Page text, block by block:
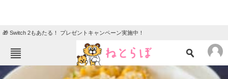
🎁 Switch 2もあたる！ プレゼントキャンペーン実施中！
ねとらぼメニュー